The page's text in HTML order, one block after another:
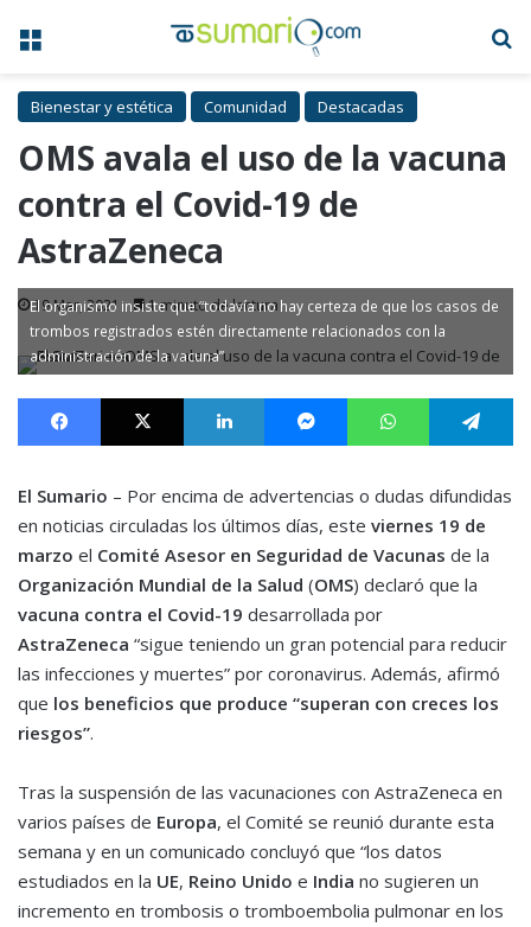
Menú
Bienestar y estética Comunidad Destacadas
OMS avala el uso de la vacuna
contra el Covid-19 de
AstraZeneca
19 Mar, 2021 1 minuto de lectura
El organismo insiste que “todavía no hay certeza de que los casos de
trombos registrados estén directamente relacionados con la
administración de la vacuna”
Facebook X LinkedIn MessengerWhatsApp
El Sumario – Por encima de advertencias o dudas difundidas
en noticias circuladas los últimos días, este viernes 19 de
marzo el Comité Asesor en Seguridad de Vacunas de la
Organización Mundial de la Salud (OMS) declaró que la
vacuna contra el Covid-19 desarrollada por
AstraZeneca “sigue teniendo un gran potencial para reducir
las infecciones y muertes” por coronavirus. Además, afirmó
que los beneficios que produce “superan con creces los
riesgos”.
Tras la suspensión de las vacunaciones con AstraZeneca en
varios países de Europa, el Comité se reunió durante esta
semana y en un comunicado concluyó que “los datos
estudiados en la UE, Reino Unido e India no sugieren un
incremento en trombosis o tromboembolia pulmonar en los